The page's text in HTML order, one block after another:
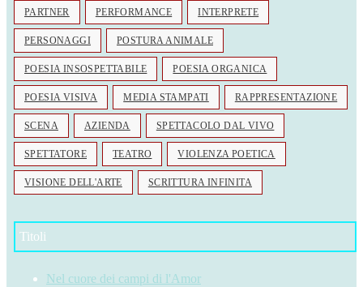
PARTNER PERFORMANCE INTERPRETE
PERSONAGGI POSTURA ANIMALE
POESIA INSOSPETTABILE POESIA ORGANICA
POESIA VISIVA MEDIA STAMPATI RAPPRESENTAZIONE
SCENA AZIENDA SPETTACOLO DAL VIVO
SPETTATORE TEATRO VIOLENZA POETICA
VISIONE DELL'ARTE SCRITTURA INFINITA
Titoli
Nel cuore dei campi di l'Amor